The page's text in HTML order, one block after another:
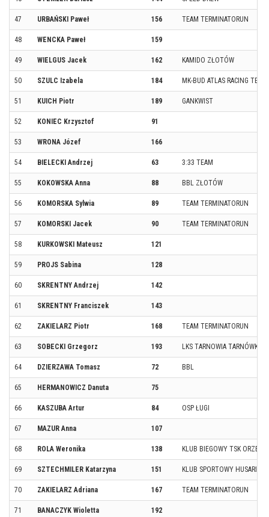
47 URBAŃSKI Paweł 156 TEAM TERMINATORUN
48 WENCKA Paweł 159
49 WIELGUS Jacek 162 KAMIDO ZŁOTÓW
50 SZULC Izabela 184 MK-BUD ATLAS RACING TEAM
51 KUICH Piotr 189 GANKWIST
52 KONIEC Krzysztof 91
53 WRONA Józef 166
54 BIELECKI Andrzej 63 3:33 TEAM
55 KOKOWSKA Anna 88 BBL ZŁOTÓW
56 KOMORSKA Sylwia 89 TEAM TERMINATORUN
57 KOMORSKI Jacek 90 TEAM TERMINATORUN
58 KURKOWSKI Mateusz 121
59 PROJS Sabina 128
60 SKRENTNY Andrzej 142
61 SKRENTNY Franciszek 143
62 ZAKIELARZ Piotr 168 TEAM TERMINATORUN
63 SOBECKI Grzegorz 193 LKS TARNOWIA TARNÓWKO
64 DZIERZAWA Tomasz 72 BBL
65 HERMANOWICZ Danuta 75
66 KASZUBA Artur 84 OSP ŁUGI
67 MAZUR Anna 107
68 ROLA Weronika 138 KLUB BIEGOWY TSK ORZEŁ
69 SZTECHMILER Katarzyna 151 KLUB SPORTOWY HUSARIA
70 ZAKIELARZ Adriana 167 TEAM TERMINATORUN
71 BANACZYK Wioletta 192